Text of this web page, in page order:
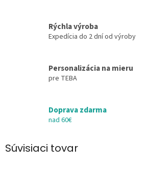
Rýchla výroba
Expedícia do 2 dní od výroby
Personalizácia na mieru
pre TEBA
Doprava zdarma
nad 60€
Súvisiaci tovar